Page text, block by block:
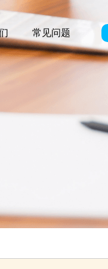
常见问题